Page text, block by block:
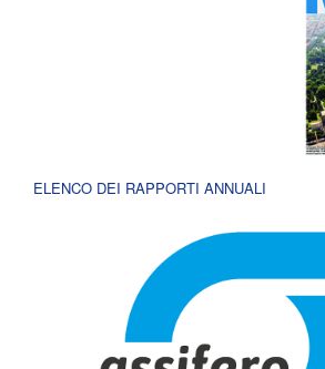
ELENCO DEI RAPPORTI ANNUALI